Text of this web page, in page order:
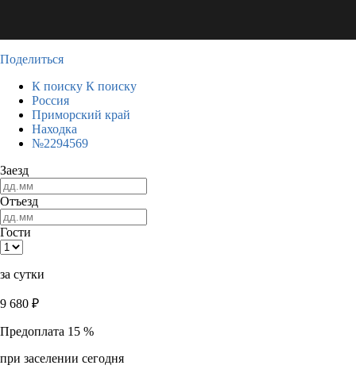
Поделиться
К поиску К поиску
Россия
Приморский край
Находка
№2294569
Заезд
Отъезд
Гости
за сутки
9 680 ₽
Предоплата 15 %
при заселении сегодня